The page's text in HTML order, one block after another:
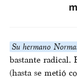
Su hermano
bastante radical.
(hasta se metió